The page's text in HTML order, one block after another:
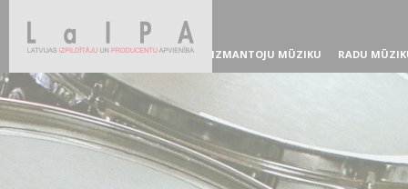
IZMANTOJU MŪZIKU RADU